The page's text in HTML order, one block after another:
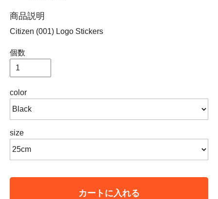
商品説明
Citizen (001) Logo Stickers
個数
color
size
カートに入れる